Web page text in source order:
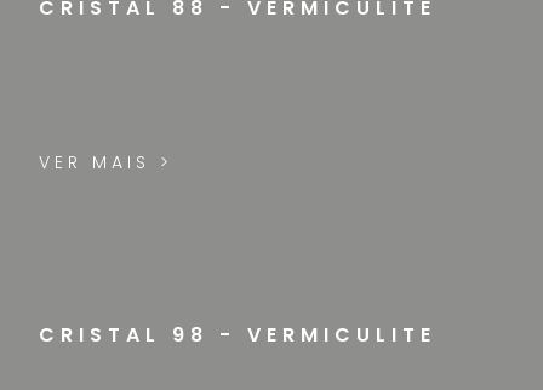
CRISTAL 88 - VERMICULITE
VER MAIS >
CRISTAL 98 - VERMICULITE